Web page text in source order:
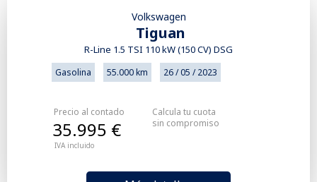
Volkswagen
Tiguan
R-Line 1.5 TSI 110 kW (150 CV) DSG
Gasolina 55.000 km 26 / 05 / 2023
Precio al contado
IVA incluido
35.995 €
Calcula tu cuota
sin compromiso